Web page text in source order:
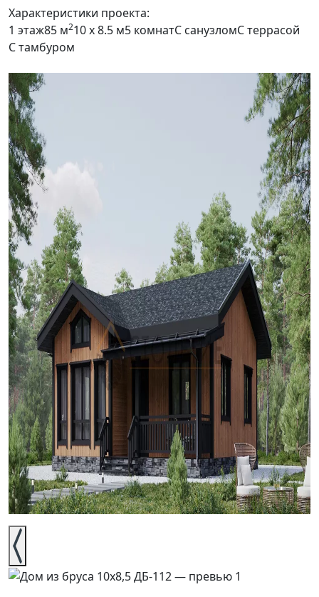
Характеристики проекта:
1 этаж85 м210 x 8.5 м5 комнатС санузломС террасой
С тамбуром